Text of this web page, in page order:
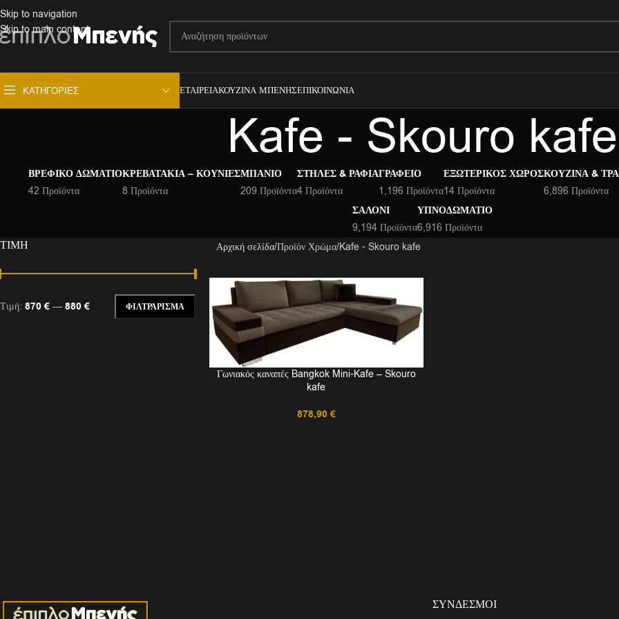
Skip to navigation
Skip to main content
ΚΑΤΗΓΟΡΊΕΣ ΕΤΑΙΡΕΊΑΚΟΥΖΊΝΑ ΜΠΕΝΉΣΕΠΙΚΟΙΝΩΝΊΑ
Kafe - Skouro kafe
ΒΡΕΦΙΚΌ ΔΩΜΆΤΙΟ
42 Προϊόντα
ΚΡΕΒΑΤΆΚΙΑ – ΚΟΎΝΙΕΣ
8 Προϊόντα
ΜΠΆΝΙΟ
209 Προϊόντα
ΣΤΉΛΕΣ & ΡΆΦΙΑ
4 Προϊόντα
ΓΡΑΦΕΊΟ
1,196 Προϊόντα
ΕΞΩΤΕΡΙΚΌΣ ΧΏΡΟΣ
14 Προϊόντα
ΚΟΥΖΊΝΑ &
6,896 Προϊόντα
ΣΑΛΌΝΙ
9,194 Προϊόντα
ΥΠΝΟΔΩΜΆΤΙΟ
6,916 Προϊόντα
ΤΙΜΉ
ΦΙΛΤΡΆΡΙΣΜΑ
Τιμή: 870 € — 880 €
Αρχική σελίδα Προϊόν Χρώμα Kafe - Skouro kafe
Γωνιακός καναπές Bangkok Mini-Kafe – Skouro
kafe
878,90 €
ΣΎΝΔΕΣΜΟΙ